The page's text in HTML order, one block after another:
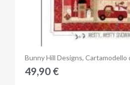
Anteprima
49,90 €